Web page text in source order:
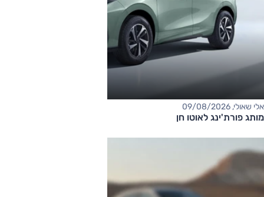
אלי שאולי, 09/08/2026
מותג פורת'ינג לאוטו חן